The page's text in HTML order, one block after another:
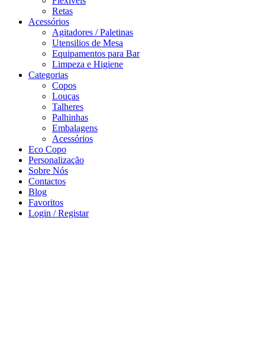
Retas
Acessórios
Agitadores / Paletinas
Utensilios de Mesa
Equipamentos para Bar
Limpeza e Higiene
Categorias
Copos
Louças
Talheres
Palhinhas
Embalagens
Acessórios
Eco Copo
Personalização
Sobre Nós
Contactos
Blog
Favoritos
Login / Registar